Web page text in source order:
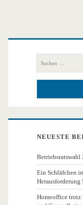
Primäre
nach:
NEUESTE
Betriebsratswahl
Ein Schläfchen
Homeoffice